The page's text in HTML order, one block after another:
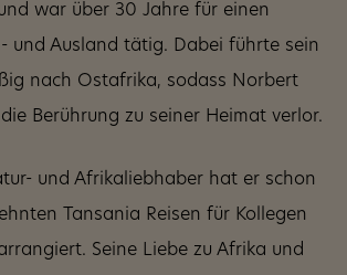
war über 30 Jahre für einen
und Ausland tätig. Dabei führte sein
nach Ostafrika, sodass Norbert
Berührung zu seiner Heimat verlor.
und Afrikaliebhaber hat er schon
Tansania Reisen für Kollegen
Seine Liebe zu Afrika und